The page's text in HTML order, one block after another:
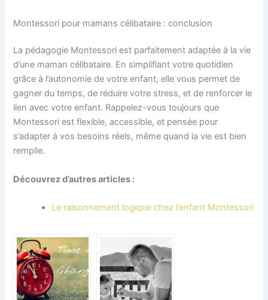
Montessori pour mamans célibataire : conclusion
La pédagogie Montessori est parfaitement adaptée à la vie
d’une maman célibataire. En simplifiant votre quotidien
grâce à l’autonomie de votre enfant, elle vous permet de
gagner du temps, de réduire votre stress, et de renforcer le
lien avec votre enfant. Rappelez-vous toujours que
Montessori est flexible, accessible, et pensée pour
s’adapter à vos besoins réels, même quand la vie est bien
remplie.
Découvrez d’autres articles :
Le raisonnement logique chez l’enfant Montessori